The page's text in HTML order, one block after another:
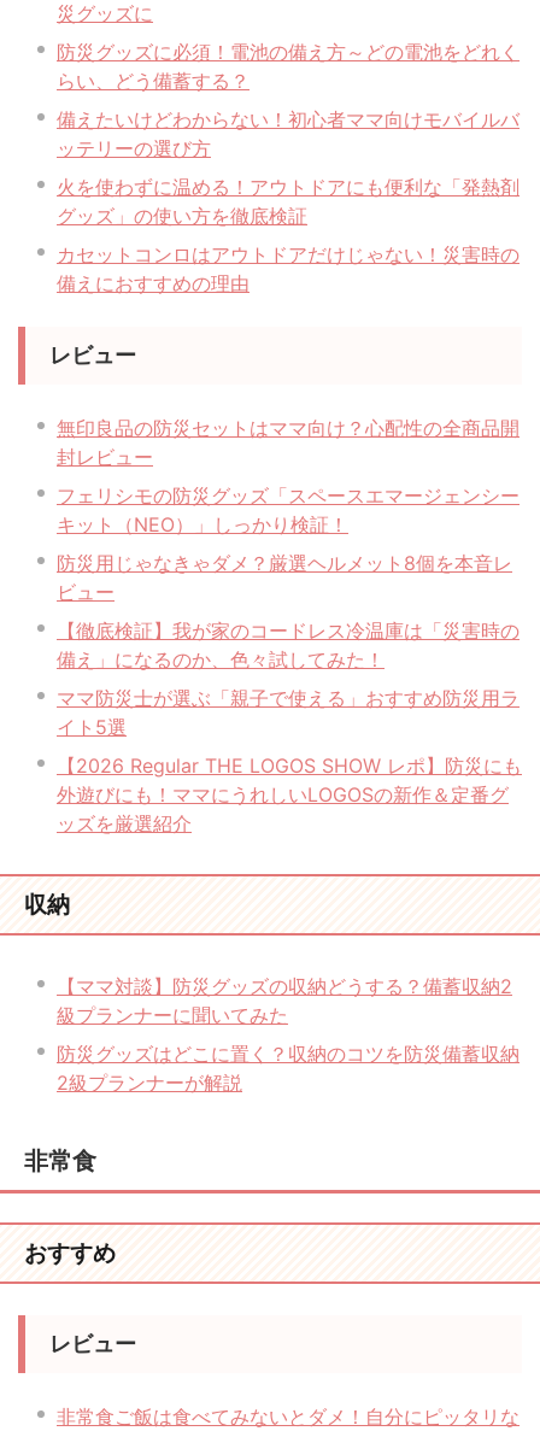
災グッズに
防災グッズに必須！電池の備え方～どの電池をどれく
らい、どう備蓄する？
備えたいけどわからない！初心者ママ向けモバイルバ
ッテリーの選び方
火を使わずに温める！アウトドアにも便利な「発熱剤
グッズ」の使い方を徹底検証
カセットコンロはアウトドアだけじゃない！災害時の
備えにおすすめの理由
レビュー
無印良品の防災セットはママ向け？心配性の全商品開
封レビュー
フェリシモの防災グッズ「スペースエマージェンシー
キット（NEO）」しっかり検証！
防災用じゃなきゃダメ？厳選ヘルメット8個を本音レ
ビュー
【徹底検証】我が家のコードレス冷温庫は「災害時の
備え」になるのか、色々試してみた！
ママ防災士が選ぶ「親子で使える」おすすめ防災用ラ
イト5選
【2026 Regular THE LOGOS SHOW レポ】防災にも
外遊びにも！ママにうれしいLOGOSの新作＆定番グ
ッズを厳選紹介
収納
【ママ対談】防災グッズの収納どうする？備蓄収納2
級プランナーに聞いてみた
防災グッズはどこに置く？収納のコツを防災備蓄収納
2級プランナーが解説
非常食
おすすめ
レビュー
非常食ご飯は食べてみないとダメ！自分にピッタリな